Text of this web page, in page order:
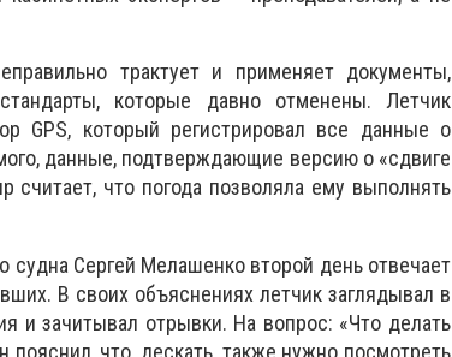
трактует и применяет документы,
которые давно отменены. Летчик
GPS, который регистрировал все данные о
данные, подтверждающие версию о «сдвиге
что погода позволяла ему выполнять
Сергей Мелашенко второй день отвечает
В своих объяснениях летчик заглядывал в
и зачитывал отрывки. На вопрос: «Что делать
что, дескать, также нужно посмотреть